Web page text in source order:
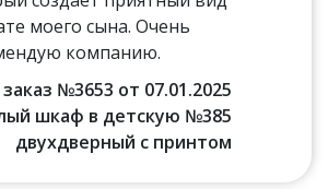
моего сына. Очень
компанию.
заказ №3653 от 07.01.2025
шкаф в детскую №385
двухдверный с принтом